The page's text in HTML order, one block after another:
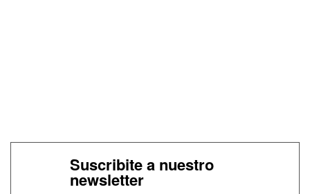
Suscribite a nuestro
newsletter